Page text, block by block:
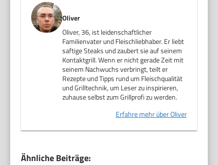
Oliver
Oliver, 36, ist leidenschaftlicher
Familienvater und Fleischliebhaber. Er liebt
saftige Steaks und zaubert sie auf seinem
Kontaktgrill. Wenn er nicht gerade Zeit mit
seinem Nachwuchs verbringt, teilt er
Rezepte und Tipps rund um Fleischqualität
und Grilltechnik, um Leser zu inspirieren,
zuhause selbst zum Grillprofi zu werden.
Erfahre mehr über Oliver
Ähnliche Beiträge: